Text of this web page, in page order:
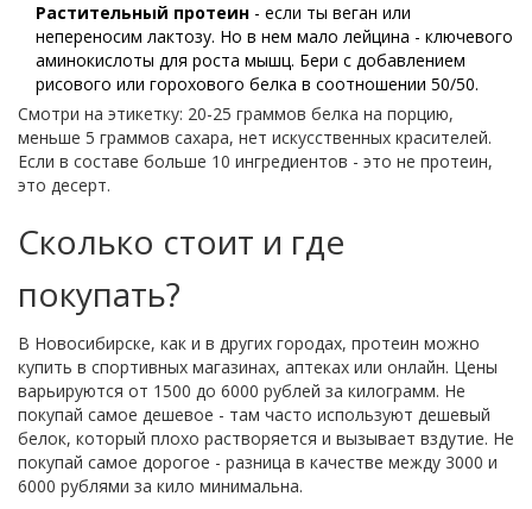
Растительный протеин - если ты веган или
непереносим лактозу. Но в нем мало лейцина - ключевого
аминокислоты для роста мышц. Бери с добавлением
рисового или горохового белка в соотношении 50/50.
Смотри на этикетку: 20-25 граммов белка на порцию,
меньше 5 граммов сахара, нет искусственных красителей.
Если в составе больше 10 ингредиентов - это не протеин,
это десерт.
Сколько стоит и где
покупать?
В Новосибирске, как и в других городах, протеин можно
купить в спортивных магазинах, аптеках или онлайн. Цены
варьируются от 1500 до 6000 рублей за килограмм. Не
покупай самое дешевое - там часто используют дешевый
белок, который плохо растворяется и вызывает вздутие. Не
покупай самое дорогое - разница в качестве между 3000 и
6000 рублями за кило минимальна.